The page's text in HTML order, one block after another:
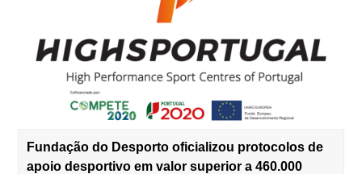
Fundação do Desporto oficializou protocolos de
apoio desportivo em valor superior a 460.000